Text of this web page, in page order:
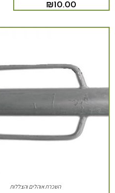
₪10.00
השכרת אוהלים והצללות